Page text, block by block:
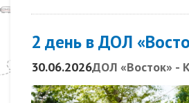
2 день в ДОЛ
30.06.2026ДОЛ «Восток» -